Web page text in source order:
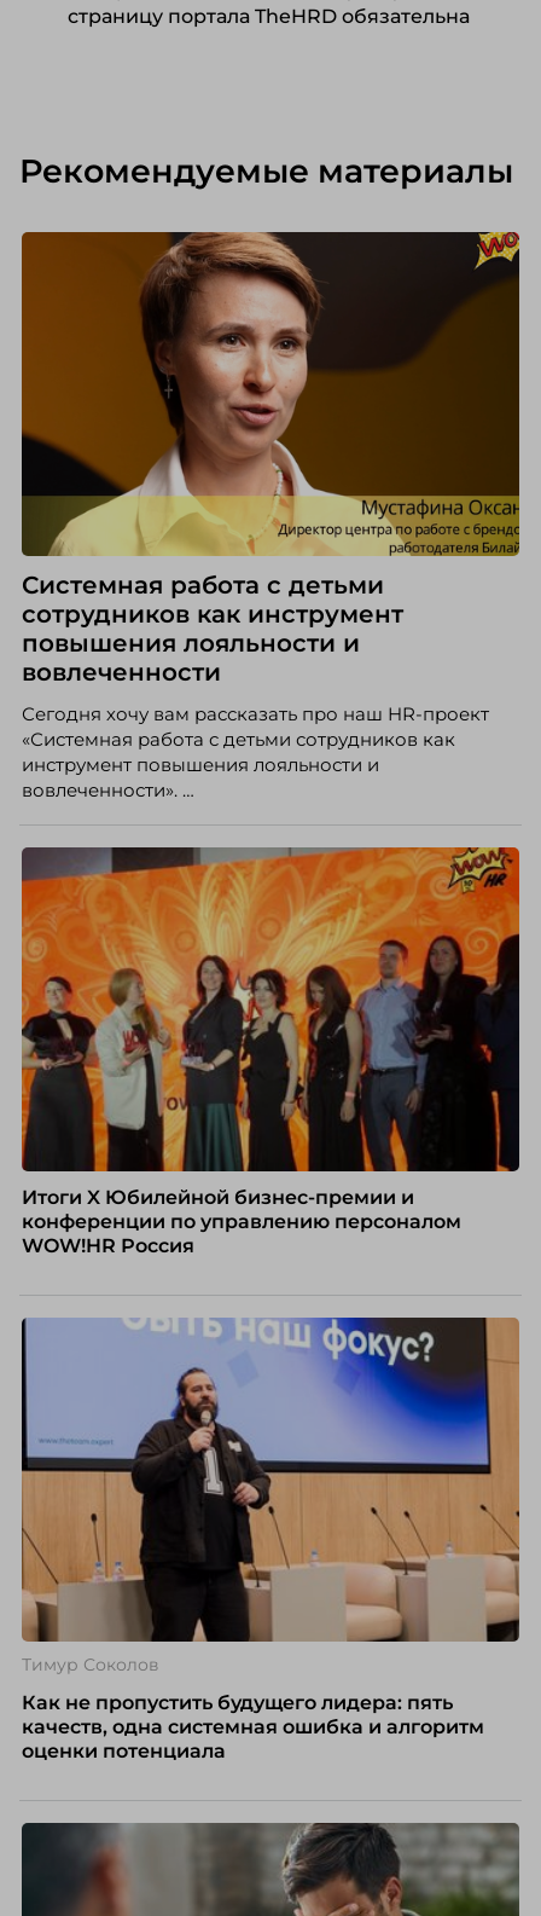
страницу портала TheHRD обязательна
Рекомендуемые материалы
Системная работа с детьми
сотрудников как инструмент
повышения лояльности и
вовлеченности
Сегодня хочу вам рассказать про наш HR-проект
«Системная работа с детьми сотрудников как
инструмент повышения лояльности и
вовлеченности».
Итоги X Юбилейной бизнес-премии и
конференции по управлению персоналом
WOW!HR Россия
Тимур Соколов
Как не пропустить будущего лидера: пять
качеств, одна системная ошибка и алгоритм
оценки потенциала